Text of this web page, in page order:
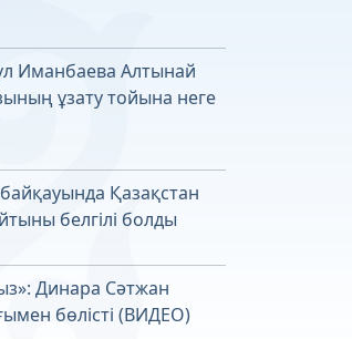
Иманбаева Алтынай
ұзату тойына неге
Қазақстан
белгілі болды
Динара Сәтжан
бөлісті (ВИДЕО)